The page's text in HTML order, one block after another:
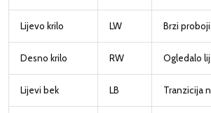
Lijevo krilo LW Brzi
Desno krilo RW Ogledalo
Lijevi bek LB Tranzicija